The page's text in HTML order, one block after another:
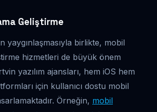
Geliştirme
yaygınlaşmasıyla birlikte, mobil
hizmetleri de büyük önem
yazılım ajansları, hem iOS hem
için kullanıcı dostu mobil
Örneğin, mobil